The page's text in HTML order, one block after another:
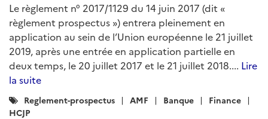
Le règlement n° 2017/1129 du 14 juin 2017 (dit «
règlement prospectus ») entrera pleinement en
application au sein de l’Union européenne le 21 juillet
2019, après une entrée en application partielle en
deux temps, le 20 juillet 2017 et le 21 juillet 2018.... Lire
la suite
Catégories
:
Reglement-prospectus AMF Banque
Finance
HCJP